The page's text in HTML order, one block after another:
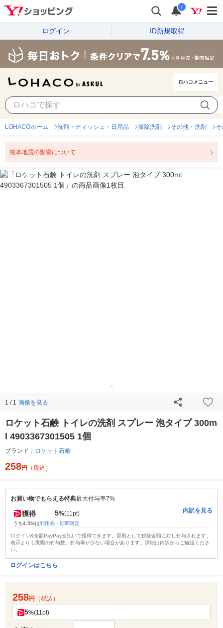
i
ログイン ID新規取得
ロハコメニュー
LOHACOホーム 洗剤・ティッシュ・日用品 掃除洗剤 その他・洗剤 そ
熊本地震の影響について
1 / 1 画像を見る
ロケット石鹸 トイレの洗剤 スプレー 泡タイプ 300m
l 4903367301505 1個
ブランド： ロケット石鹸
258円 （税込）
お買い物でもらえる特典最大付与率7%
獲得 5%(11pt)
うち4.5%は利用先・期間限定
内訳を見る
ログイン&全額PayPay支払いで獲得できます。原則として税抜金額に対し付与されます。
表示よりも実際の付与数、付与率が少ない場合があります。詳細は内訳からご確認くださ
い。
ログインはこちら
258円 （税込）
5%(11pt)